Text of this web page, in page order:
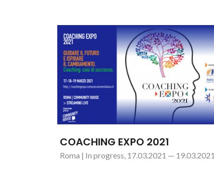
COACHING EXPO 2021
Roma | In progress, 17.03.2021 — 19.03.2021